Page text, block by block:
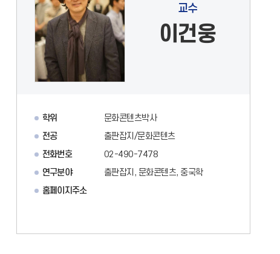
교수
이건웅
학위
문화콘텐츠박사
전공
출판잡지/문화콘텐츠
전화번호
02-490-7478
연구분야
출판잡지, 문화콘텐츠, 중국학
홈페이지주소